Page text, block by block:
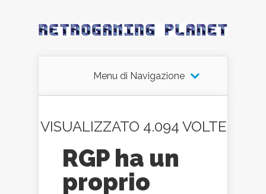
Menu di Navigazione
VISUALIZZATO 4.094 VOLTE
RGP ha un
proprio